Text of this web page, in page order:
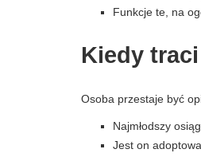
Funkcje te, na
Kiedy
Osoba przestaje być
Najmłodszy
Jest on